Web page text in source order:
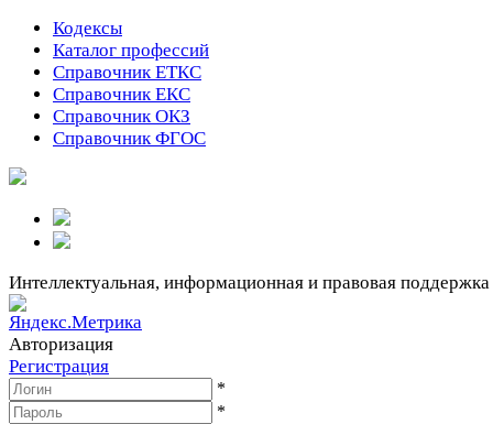
Кодексы
Каталог профессий
Справочник ЕТКС
Справочник ЕКС
Справочник ОКЗ
Справочник ФГОС
Интеллектуальная, информационная и правовая поддержка
Авторизация
Регистрация
*
*